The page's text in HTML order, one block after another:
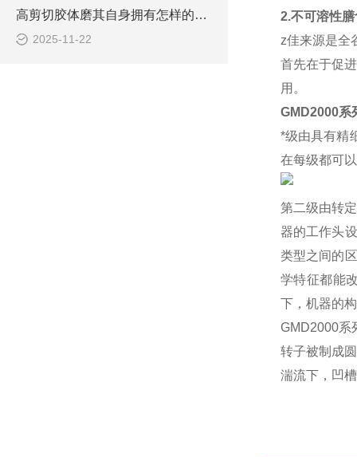
高剪切胶体磨其自身拥有怎样的作用呢？
2025-11-22
2.不可溶性
z佳来源是全
首先在于促
用。
GMD2000系
*级由具有精
在每级都可
第二级由转
器的工作头
类型之间的
学特征都能
下，机器的
GMD2000系
转子被制成
湍流下，凹